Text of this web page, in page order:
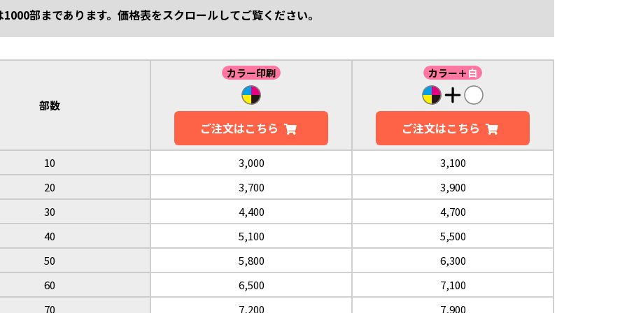
部まであります。価格表をスクロールしてご覧ください。
部数
カラー印刷
ご注文はこちら
カラー＋ 白
ご注文はこちら
10 3,000
3,100
20
3,700
3,900
30
4,400
4,700
40
5,100
5,500
50
5,800
6,300
60
6,500
7,100
70
7,200 7,900